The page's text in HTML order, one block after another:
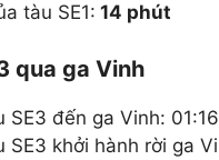
tàu SE1: 14 phút
qua ga Vinh
SE3 đến ga Vinh: 01:16
SE3 khởi hành rời ga